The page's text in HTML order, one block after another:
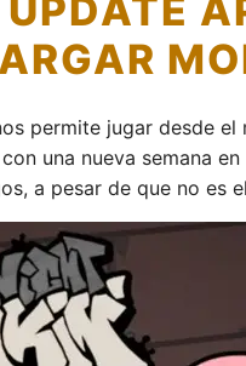
permite jugar desde el
una nueva semana
a pesar de que no es